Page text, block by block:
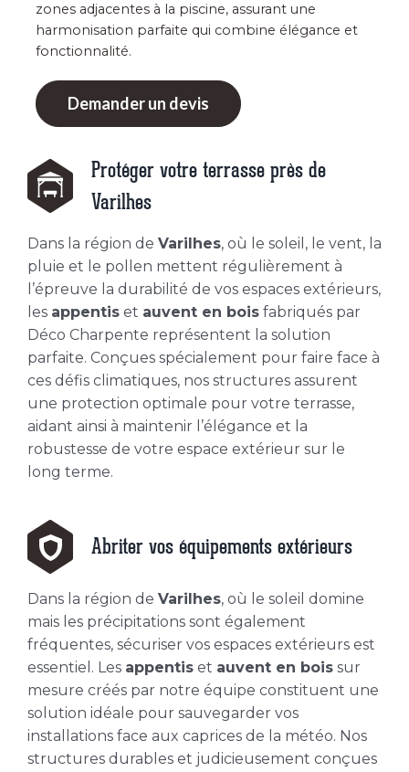
zones adjacentes à la piscine, assurant une
harmonisation parfaite qui combine élégance et
fonctionnalité.
Demander un devis
Protéger votre terrasse près de
Varilhes
Dans la région de Varilhes, où le soleil, le vent, la
pluie et le pollen mettent régulièrement à
l’épreuve la durabilité de vos espaces extérieurs,
les appentis et auvent en bois fabriqués par
Déco Charpente représentent la solution
parfaite. Conçues spécialement pour faire face à
ces défis climatiques, nos structures assurent
une protection optimale pour votre terrasse,
aidant ainsi à maintenir l’élégance et la
robustesse de votre espace extérieur sur le
long terme.
Abriter vos équipements extérieurs
Dans la région de Varilhes, où le soleil domine
mais les précipitations sont également
fréquentes, sécuriser vos espaces extérieurs est
essentiel. Les appentis et auvent en bois sur
mesure créés par notre équipe constituent une
solution idéale pour sauvegarder vos
installations face aux caprices de la météo. Nos
structures durables et judicieusement conçues